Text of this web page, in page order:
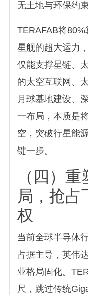
无土地与环保约束
TERAFAB将
星舰的超大运力
仅能支撑星链、
的太空互联网、
月球基地建设、
一布局，本质是
空，突破行星能
键一步。
（四）
局，抢占
权
当前全球半导体
占据主导，英伟
业格局固化。
尺，跳过传统